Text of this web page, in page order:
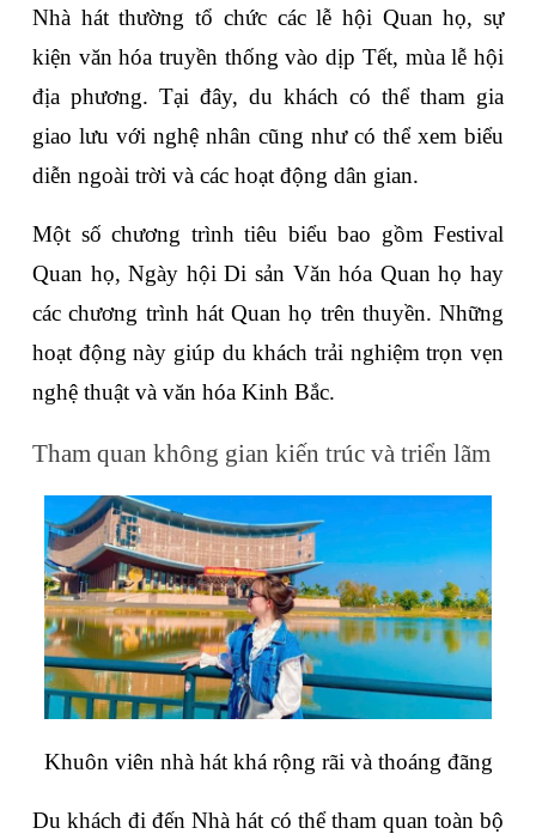
Nhà hát thường tổ chức các lễ hội Quan họ, sự
kiện văn hóa truyền thống vào dịp Tết, mùa lễ hội
địa phương. Tại đây, du khách có thể tham gia
giao lưu với nghệ nhân cũng như có thể xem biểu
diễn ngoài trời và các hoạt động dân gian.
Một số chương trình tiêu biểu bao gồm Festival
Quan họ, Ngày hội Di sản Văn hóa Quan họ hay
các chương trình hát Quan họ trên thuyền. Những
hoạt động này giúp du khách trải nghiệm trọn vẹn
nghệ thuật và văn hóa Kinh Bắc.
Tham quan không gian kiến trúc và triển lãm
Khuôn viên nhà hát khá rộng rãi và thoáng đãng
Du khách đi đến Nhà hát có thể tham quan toàn bộ